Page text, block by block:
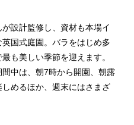
設計監修し、資材も本場イ
国式庭園。バラをはじめ多
も美しい季節を迎えます。
間中は、朝7時から開園、朝露
めるほか、週末にはさまざ